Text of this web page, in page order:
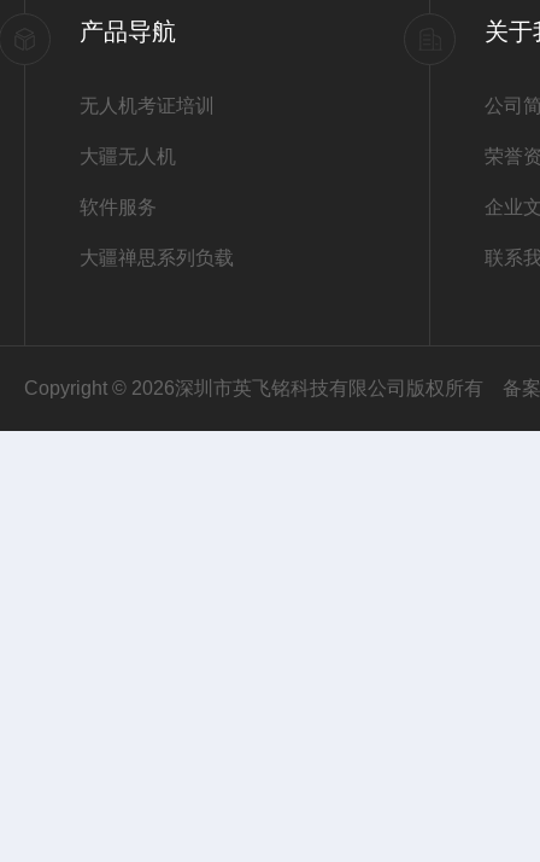
产品导航
无人机考证培训
大疆无人机
软件服务
大疆禅思系列负载
关于
公司
荣誉
企业
联系
Copyright © 2026深圳市英飞铭科技有限公司版权所有 备